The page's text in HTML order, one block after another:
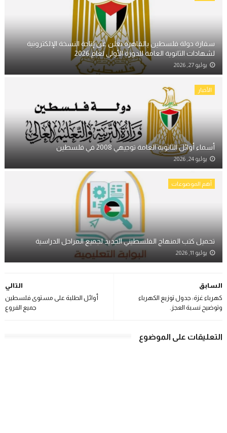
سفارة دولة فلسطين بالقاهرة تعلن عن إتاحة النسخة الإلكترونية
لشهادات الثانوية العامة للدورة الأولى لعام 2026
يوليو 27, 2026
الأخبار
أسماء أوائل الثانوية العامة توجيهي 2008 في فلسطين
يوليو 24, 2026
أهم الموضوعات
تحميل كتب المنهاج الفلسطيني الجديد لجميع المراحل الدراسية
يوليو 11, 2026
التالي
أوائل الطلبة على مستوى فلسطين
جميع الفروع
السابق
كهرباء غزة: جدول توزيع الكهرباء
وتوضيح نسبة العجز.
التعليقات على الموضوع